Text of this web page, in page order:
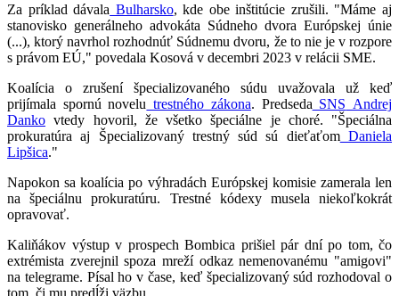
Za príklad dávala Bulharsko, kde obe inštitúcie zrušili. "Máme aj
stanovisko generálneho advokáta Súdneho dvora Európskej únie
(...), ktorý navrhol rozhodnúť Súdnemu dvoru, že to nie je v rozpore
s právom EÚ," povedala Kosová v decembri 2023 v relácii SME.
Koalícia o zrušení špecializovaného súdu uvažovala už keď
prijímala spornú novelu trestného zákona. Predseda SNS Andrej
Danko vtedy hovoril, že všetko špeciálne je choré. "Špeciálna
prokuratúra aj Špecializovaný trestný súd sú dieťaťomDaniela
Lipšica."
Napokon sa koalícia po výhradách Európskej komisie zamerala len
na špeciálnu prokuratúru. Trestné kódexy musela niekoľkokrát
opravovať.
Kaliňákov výstup v prospech Bombica prišiel pár dní po tom, čo
extrémista zverejnil spoza mreží odkaz nemenovanému "amigovi"
na telegrame. Písal ho v čase, keď špecializovaný súd rozhodoval o
tom, či mu predĺži väzbu.